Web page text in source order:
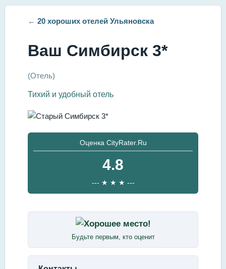
← 20 хороших отелей Ульяновска
Ваш Симбирск 3*
(Отель)
Тихий и удобный отель
Оценка CityRater.Ru
4.8
--- ★ ★ ★ ---
Будьте первым, кто оценит